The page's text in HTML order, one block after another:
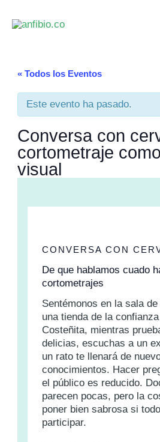
contenido
« Todos los Eventos
Este evento ha pasado.
Conversa con
cortometraje
visual
CONVERSA CON
De que hablamos cuado
cortometrajes
Sentémonos en la sala
una tienda de la
Costeñita, mientras
delicias, escuchas a un
un rato te llenará de
conocimientos. Hacer
el público es reducido.
parecen pocas, pero la
poner bien sabrosa si
participar.